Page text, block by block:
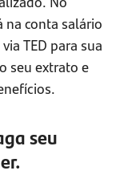
conta salário
TED para sua
seu extrato e
seu